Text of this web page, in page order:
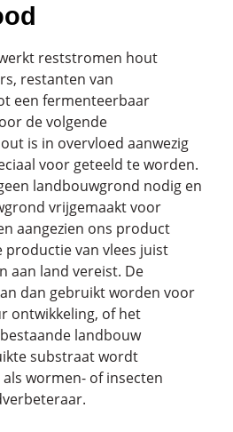
reststromen hout
restanten van
een fermenteerbaar
de volgende
is in overvloed aanwezig
voor geteeld te worden.
landbouwgrond nodig en
vrijgemaakt voor
aangezien ons product
productie van vlees juist
aan land vereist. De
dan gebruikt worden voor
ontwikkeling, of het
landbouw
substraat wordt
wormen- of insecten